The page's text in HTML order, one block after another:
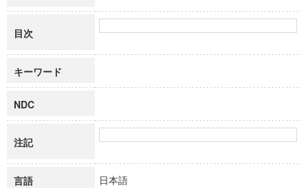
目次
キーワード
NDC
注記
言語 日本語